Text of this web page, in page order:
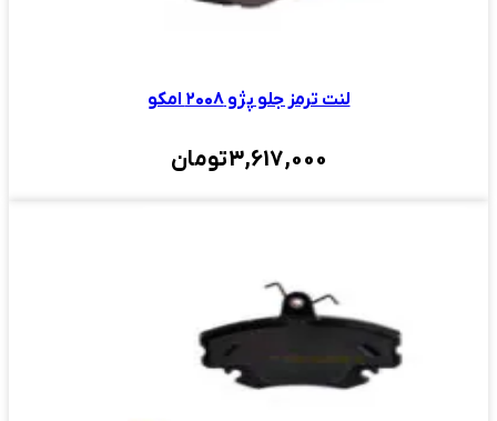
لنت ترمز جلو پژو ۲۰۰۸ امکو
3,617,000تومان